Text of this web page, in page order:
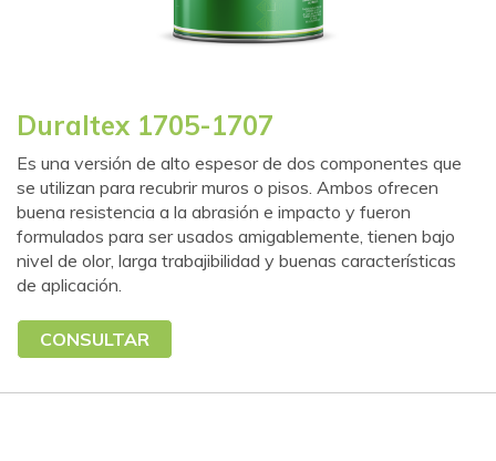
Duraltex 1705-1707
Es una versión de alto espesor de dos componentes que
se utilizan para recubrir muros o pisos. Ambos ofrecen
buena resistencia a la abrasión e impacto y fueron
formulados para ser usados amigablemente, tienen bajo
nivel de olor, larga trabajibilidad y buenas características
de aplicación.
CONSULTAR